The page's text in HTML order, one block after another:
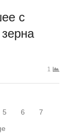
с
1
Страница
5 Страница
6
7